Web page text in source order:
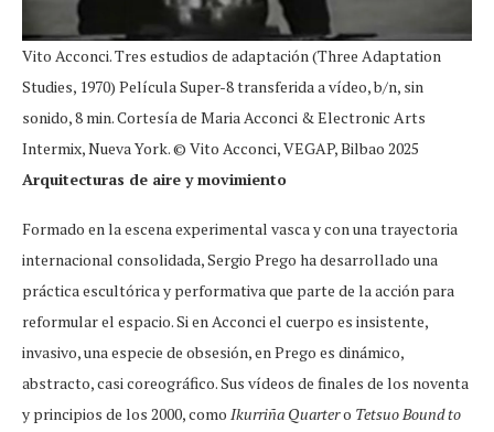
Vito Acconci. Tres estudios de adaptación (Three Adaptation
Studies, 1970) Película Super-8 transferida a vídeo, b/n, sin
sonido, 8 min. Cortesía de Maria Acconci & Electronic Arts
Intermix, Nueva York. © Vito Acconci, VEGAP, Bilbao 2025
Arquitecturas de aire y movimiento
Formado en la escena experimental vasca y con una trayectoria
internacional consolidada, Sergio Prego ha desarrollado una
práctica escultórica y performativa que parte de la acción para
reformular el espacio. Si en Acconci el cuerpo es insistente,
invasivo, una especie de obsesión, en Prego es dinámico,
abstracto, casi coreográfico. Sus vídeos de finales de los noventa
y principios de los 2000, como Ikurriña Quartero Tetsuo Bound to